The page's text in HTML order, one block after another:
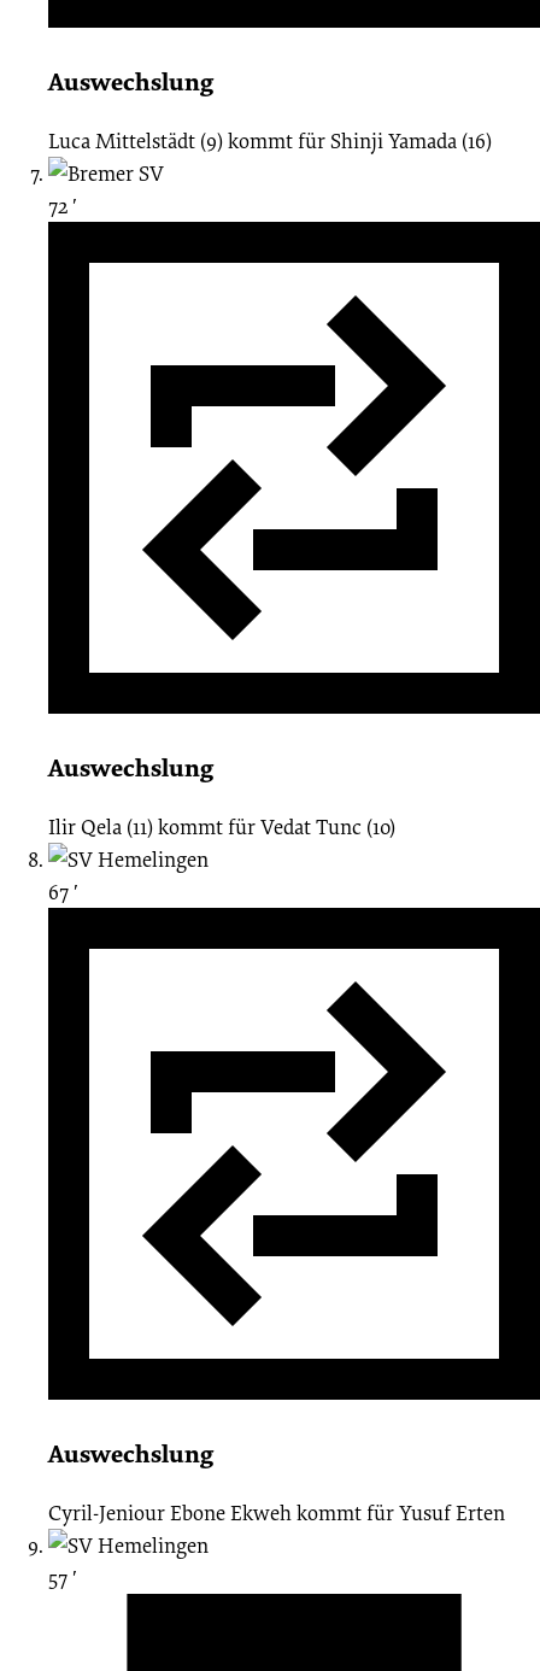
Auswechslung
Luca Mittelstädt (9)kommt fürShinji Yamada (16)
72 ′
Auswechslung
Ilir Qela (11)kommt fürVedat Tunc (10)
67 ′
Auswechslung
Cyril-Jeniour Ebone Ekwehkommt fürYusuf Erten
57 ′